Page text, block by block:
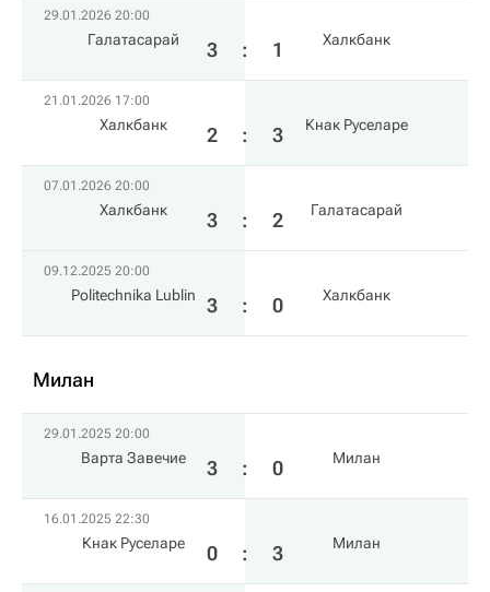
29.01.2026 20:00
Галатасарай 3 : 1 Халкбанк
21.01.2026 17:00
Халкбанк 2 : 3 Кнак Руселаре
07.01.2026 20:00
Халкбанк 3 : 2 Галатасарай
09.12.2025 20:00
Politechnika Lublin 3 : 0 Халкбанк
Милан
29.01.2025 20:00
Варта Завечие 3 : 0 Милан
16.01.2025 22:30
Кнак Руселаре 0 : 3 Милан